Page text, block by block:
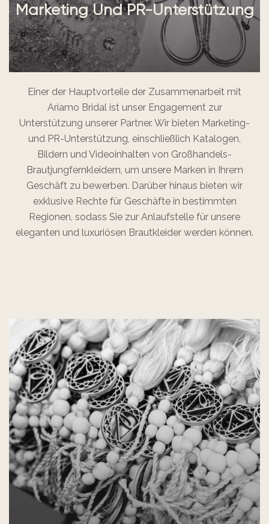
Marketing Und PR-Unterstützung
Einer der Hauptvorteile der Zusammenarbeit mit
Ariamo Bridal ist unser Engagement zur
Unterstützung unserer Partner. Wir bieten Marketing-
und PR-Unterstützung, einschließlich Katalogen,
Bildern und Videoinhalten von Großhandels-
Brautjungfernkleidern, um unsere Marken in Ihrem
Geschäft zu bewerben. Darüber hinaus bieten wir
exklusive Rechte für Geschäfte in bestimmten
Regionen, sodass Sie zur Anlaufstelle für unsere
eleganten und luxuriösen Brautkleider werden können.